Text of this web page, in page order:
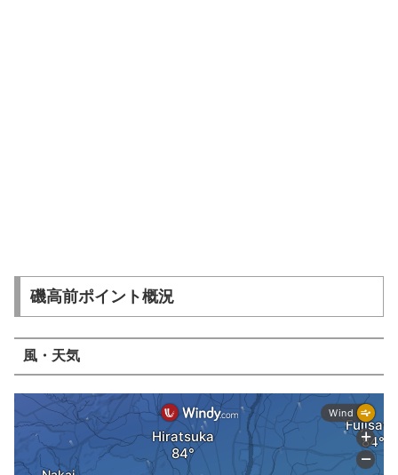
磯高前ポイント概況
風・天気